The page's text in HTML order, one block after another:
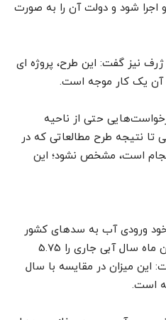
شود و دولت آن را به صورت
نیز گفت:‌ این طرح، پروژه ای
آن یک کار موجه است.
حتی از ناحیه
تا نتیجه طرح مطالعاتی که در
است، مشخص نشود؛ این
ورودی آب به سدهای کشور
از ابتدای مهرماه تا یازدهم بهمن‌ ماه سال آبی جاری را 5.75
این میزان در مقایسه با سال